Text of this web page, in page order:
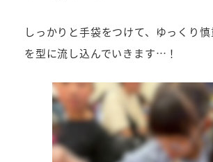
しっかりと手袋をつけて、ゆっくり
を型に流し込んでいきます…！